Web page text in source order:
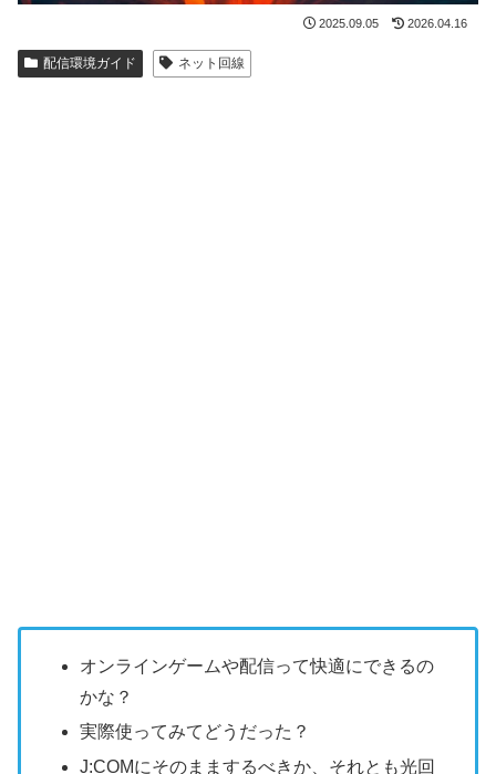
2025.09.05 2026.04.16
配信環境ガイド ネット回線
オンラインゲームや配信って快適にできるの
かな？
実際使ってみてどうだった？
J:COMにそのままするべきか、それとも光回